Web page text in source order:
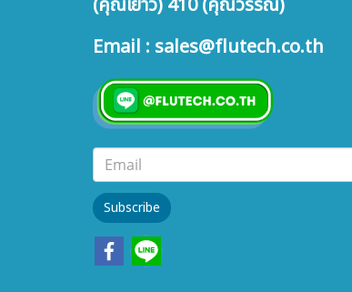
(คุณเยาว์) 410 (คุณวรรณ)
Email : sales@flutech.co.th
Subscribe